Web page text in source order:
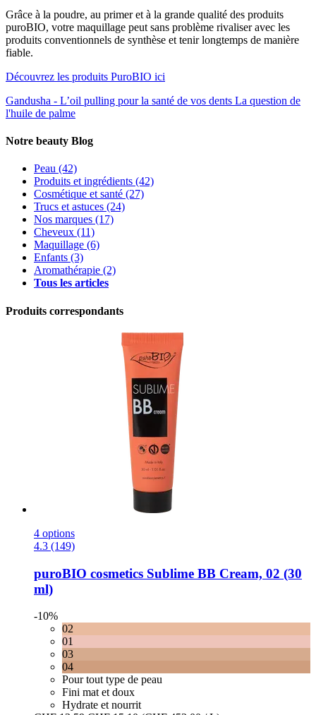
Grâce à la poudre, au primer et à la grande qualité des produits
puroBIO, votre maquillage peut sans problème rivaliser avec les
produits conventionnels de synthèse et tenir longtemps de manière
fiable.
Découvrez les produits PuroBIO ici
Gandusha - L’oil pulling pour la santé de vos dents La question de
l'huile de palme
Notre beauty Blog
Peau (42)
Produits et ingrédients (42)
Cosmétique et santé (27)
Trucs et astuces (24)
Nos marques (17)
Cheveux (11)
Maquillage (6)
Enfants (3)
Aromathérapie (2)
Tous les articles
Produits correspondants
4 options
4.3 (149)
puroBIO cosmetics Sublime BB Cream, 02 (30
ml)
-10%
02
01
03
04
Pour tout type de peau
Fini mat et doux
Hydrate et nourrit